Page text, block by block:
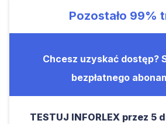
Pozostało 99%
Chcesz uzyskać dostęp?
bezpłatnego
TESTUJ INFORLEX przez 5